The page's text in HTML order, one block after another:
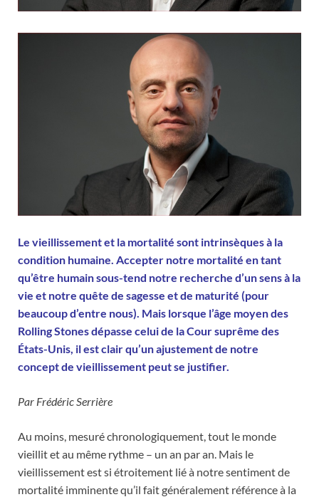
Le vieillissement et la mortalité sont intrinsèques à la
condition humaine. Accepter notre mortalité en tant
qu’être humain sous-tend notre recherche d’un sens à la
vie et notre quête de sagesse et de maturité (pour
beaucoup d’entre nous). Mais lorsque l’âge moyen des
Rolling Stones dépasse celui de la Cour suprême des
États-Unis, il est clair qu’un ajustement de notre
concept de vieillissement peut se justifier.
Par Frédéric Serrière
Au moins, mesuré chronologiquement, tout le monde
vieillit et au même rythme – un an par an. Mais le
vieillissement est si étroitement lié à notre sentiment de
mortalité imminente qu’il fait généralement référence à la